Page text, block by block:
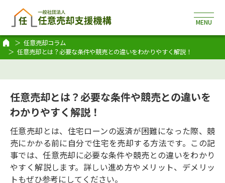
任意売却コラム
任意売却とは？必要な条件や競売との違いをわかりやすく解説！
任意売却とは？必要な条件や競売との違いを
わかりやすく解説！
任意売却とは、住宅ローンの返済が困難になった際、競
売にかかる前に自分で住宅を売却する方法です。この記
事では、任意売却に必要な条件や競売との違いをわかり
やすく解説します。詳しい進め方やメリット、デメリッ
トもぜひ参考にしてください。